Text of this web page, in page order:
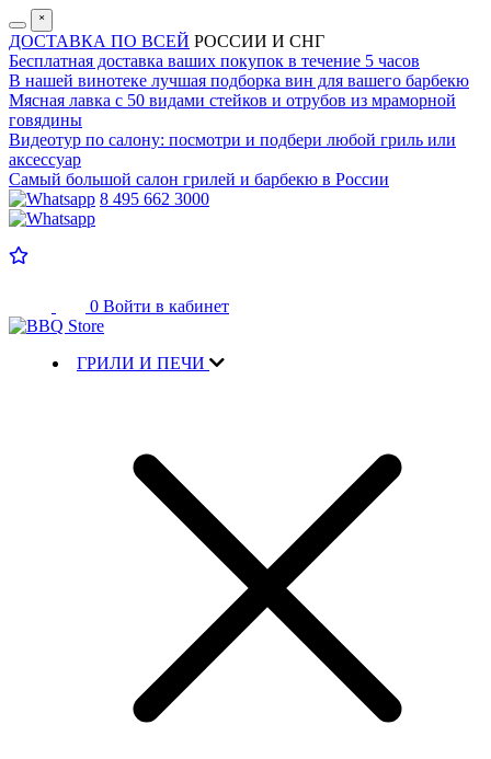
˟
ДОСТАВКА ПО ВСЕЙ РОССИИ И СНГ
Бесплатная доставка ваших покупок в течение 5 часов
В нашей винотеке лучшая подборка вин для вашего барбекю
Мясная лавка с 50 видами стейков и отрубов из мраморной
говядины
Видеотур по салону: посмотри и подбери любой гриль или
аксессуар
Самый большой салон грилей и барбекю в России
8 495 662 3000
0 Войти в кабинет
ГРИЛИ И ПЕЧИ